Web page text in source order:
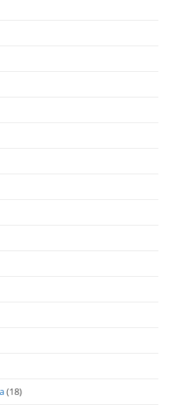
(18)